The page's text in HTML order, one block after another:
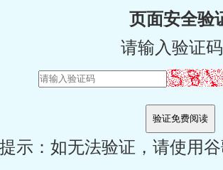
页面安全验
请输入验证码
示：如无法验证，请使用谷